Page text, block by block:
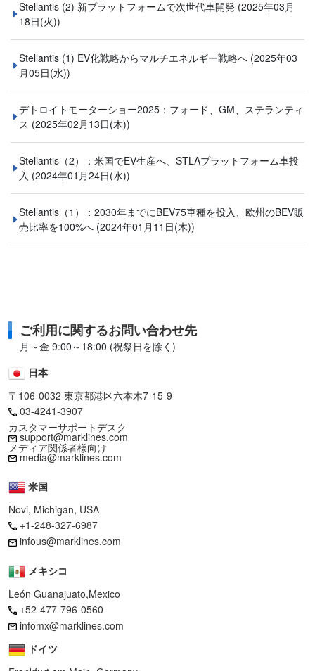
Stellantis (2) 新プラットフォームで次世代車開発 (2025年03月
18日(火))
Stellantis (1) EV化戦略からマルチエネルギー戦略へ (2025年03
月05日(水))
デトロイトモーターショー2025：フォード、GM、ステランティ
ス (2025年02月13日(木))
Stellantis（2）：米国でEV生産へ、STLAプラットフォーム車投
入 (2024年01月24日(水))
Stellantis（1）：2030年までにBEV75車種を投入、欧州のBEV販
売比率を100%へ (2024年01月11日(木))
ご利用に関するお問い合わせ先
月～金 9:00～18:00 (祝祭日を除く)
日本
〒106-0032 東京都港区六本木7-15-9
03-4241-3907
カスタマーサポートデスク
support@marklines.com
メディア関係者様向け
media@marklines.com
米国
Novi, Michigan, USA
+1-248-327-6987
infous@marklines.com
メキシコ
León Guanajuato,Mexico
+52-477-796-0560
infomx@marklines.com
ドイツ